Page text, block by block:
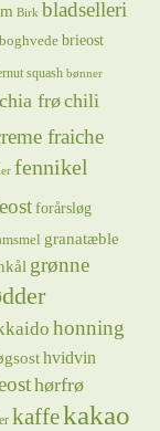
Birk bladselleri
boghvede brieost
squash bønner
chia frøchili
fraiche
fennikel
forårsløg
granatæble
grønne
honning
hvidvin
hørfrø
kaffekakao